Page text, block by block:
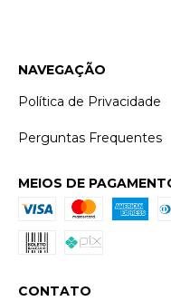
NAVEGAÇÃO
Política de Privacidade
Perguntas Frequentes
MEIOS DE
CONTATO